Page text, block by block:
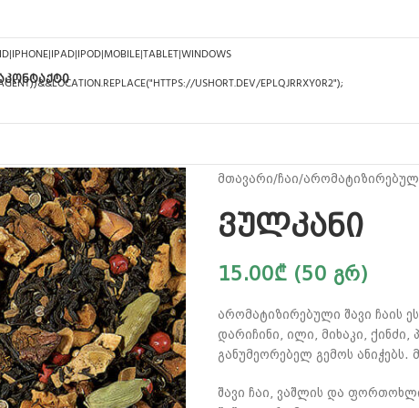
ᲙᲝᲜᲢᲐᲥᲢᲘ
მთავარი ჩაი
ვულკანი
15.00₾ (50 გრ)
არომატიზირებული შავი ჩაის
დარიჩინი, ილი, მიხაკი,
განუმეორებელ გემოს
შავი ჩაი, ვაშლის და